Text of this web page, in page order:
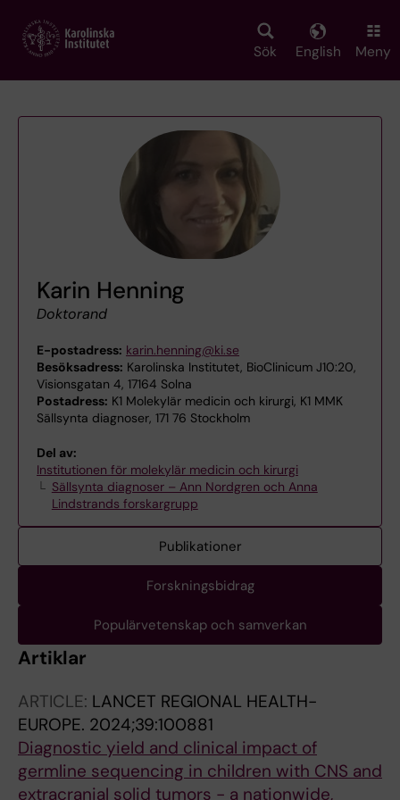
main
Sök English Meny
Karin Henning
Doktorand
E-postadress: karin.henning@ki.se
Besöksadress: Karolinska Institutet, BioClinicum J10:20,
Visionsgatan 4, 17164 Solna
Postadress: K1 Molekylär medicin och kirurgi, K1 MMK
Sällsynta diagnoser, 171 76 Stockholm
Del av:
Institutionen för molekylär medicin och kirurgi
Sällsynta diagnoser – Ann Nordgren och Anna
Lindstrands forskargrupp
Publikationer
Forskningsbidrag
Populärvetenskap och samverkan
Artiklar
ARTICLE: LANCET REGIONAL HEALTH-
EUROPE. 2024;39:100881
Diagnostic yield and clinical impact of
germline sequencing in children with CNS and
extracranial solid tumors - a nationwide,